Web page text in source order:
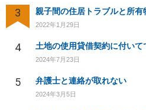
3 親子間の住居トラブルと所
2022年1月29日
4 土地の使用貸借契約に付いて
2024年7月23日
5 弁護士と連絡が取れない
2024年3月5日